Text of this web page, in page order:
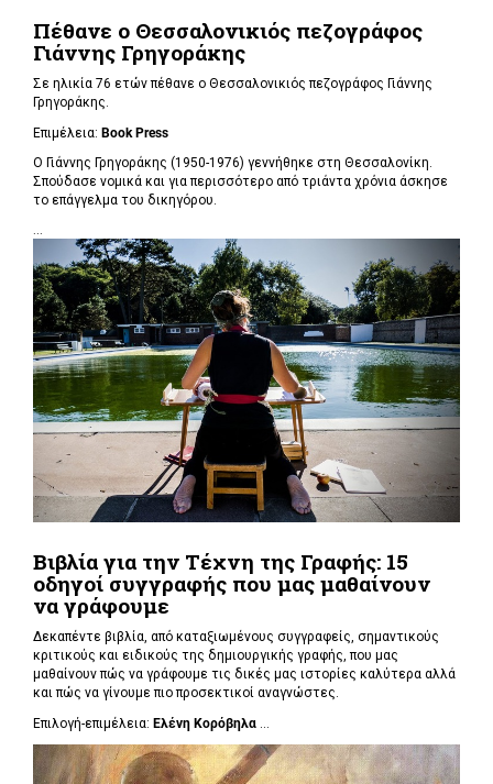
Πέθανε ο Θεσσαλονικιός πεζογράφος
Γιάννης Γρηγοράκης
Σε ηλικία 76 ετών πέθανε ο Θεσσαλονικιός πεζογράφος Γιάννης
Γρηγοράκης.
Επιμέλεια: Book Press
Ο Γιάννης Γρηγοράκης (1950-1976) γεννήθηκε στη Θεσσαλονίκη.
Σπούδασε νομικά και για περισσότερο από τριάντα χρόνια άσκησε
το επάγγελμα του δικηγόρου.
...
Βιβλία για την Τέχνη της Γραφής: 15
οδηγοί συγγραφής που μας μαθαίνουν
να γράφουμε
Δεκαπέντε βιβλία, από καταξιωμένους συγγραφείς, σημαντικούς
κριτικούς και ειδικούς της δημιουργικής γραφής, που μας
μαθαίνουν πώς να γράφουμε τις δικές μας ιστορίες καλύτερα αλλά
και πώς να γίνουμε πιο προσεκτικοί αναγνώστες.
Επιλογή-επιμέλεια: Ελένη Κορόβηλα ...